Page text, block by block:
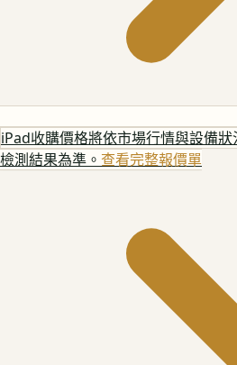
iPad收購價格將依市場行情與設備
檢測結果為準。 查看完整報價單